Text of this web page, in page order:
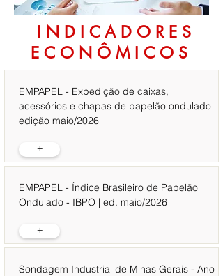
INDICADORES
ECONÔMICOS
EMPAPEL - Expedição de caixas,
acessórios e chapas de papelão ondulado |
edição maio/2026
+
EMPAPEL - Índice Brasileiro de Papelão
Ondulado - IBPO | ed. maio/2026
+
Sondagem Industrial de Minas Gerais - Ano